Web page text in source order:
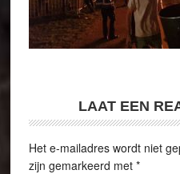
LAAT EEN
Het e-mailadres wordt niet
zijn gemarkeerd met *